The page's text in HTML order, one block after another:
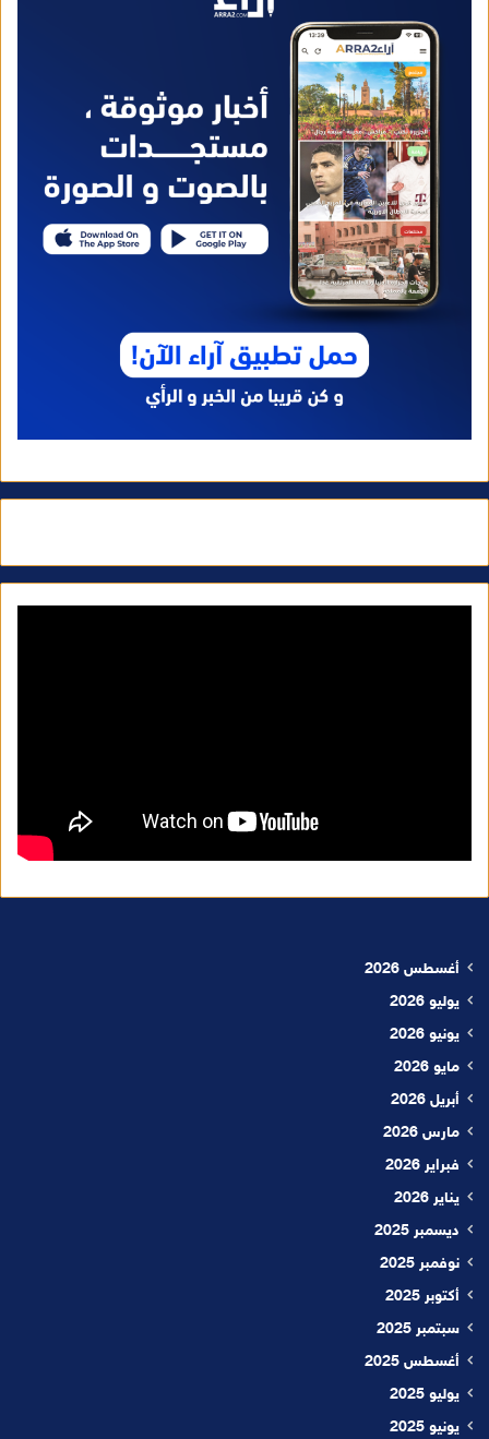
أغسطس 2026
يوليو 2026
يونيو 2026
مايو 2026
أبريل 2026
مارس 2026
فبراير 2026
يناير 2026
ديسمبر 2025
نوفمبر 2025
أكتوبر 2025
سبتمبر 2025
أغسطس 2025
يوليو 2025
يونيو 2025